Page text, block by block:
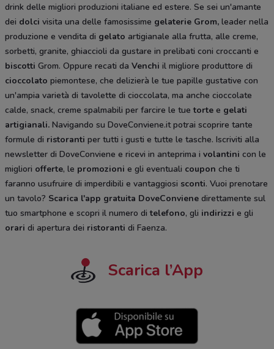
drink delle migliori produzioni italiane ed estere. Se sei un'amante
dei dolci visita una delle famosissime gelaterie Grom, leader nella
produzione e vendita di gelato artigianale alla frutta, alle creme,
sorbetti, granite, ghiaccioli da gustare in prelibati coni croccanti e
biscotti Grom. Oppure recati da Venchi il migliore produttore di
cioccolato piemontese, che delizierà le tue papille gustative con
un'ampia varietà di tavolette di cioccolata, ma anche cioccolate
calde, snack, creme spalmabili per farcire le tuetorte e gelati
artigianali. Navigando su DoveConviene.it potrai scoprire tante
formule di ristoranti per tutti i gusti e tutte le tasche. Iscriviti alla
newsletter di DoveConviene e ricevi in anteprima i volantini con le
migliori offerte, le promozioni e gli eventuali coupon che ti
faranno usufruire di imperdibili e vantaggiosi sconti. Vuoi prenotare
un tavolo? Scarica l'app gratuita DoveConviene direttamente sul
tuo smartphone e scopri il numero ditelefono, gli indirizzi e gli
orari di apertura dei ristoranti di Faenza.
Scarica l’App